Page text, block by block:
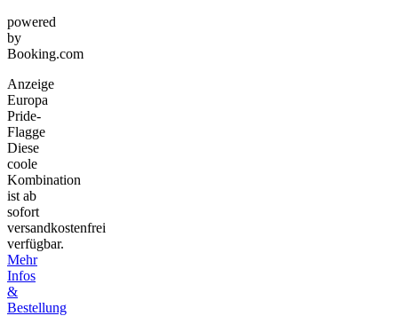
powered
by
Booking.com
Anzeige
Europa
Pride-
Flagge
Diese
coole
Kombination
ist ab
sofort
versandkostenfrei
verfügbar.
Mehr
Infos
&
Bestellung